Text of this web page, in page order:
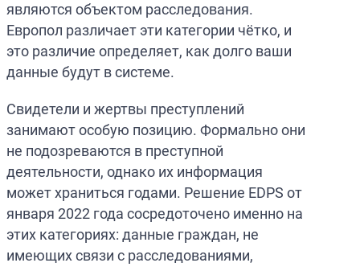
являются объектом расследования.
Европол различает эти категории чётко, и
это различие определяет, как долго ваши
данные будут в системе.
Свидетели и жертвы преступлений
занимают особую позицию. Формально они
не подозреваются в преступной
деятельности, однако их информация
может храниться годами. Решение EDPS от
января 2022 года сосредоточено именно на
этих категориях: данные граждан, не
имеющих связи с расследованиями,